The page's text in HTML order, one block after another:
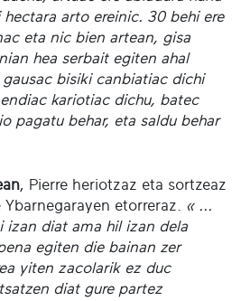
arto ereinic. 30 behi ere
eta nic bien artean, gisa
hea serbait egiten ahal
bisiki canbiatiac dichi
kariotiac dichu, batec
pagatu behar, eta saldu behar
, Pierre heriotzaz eta sortzeaz
etorreraz.
« ...
izan diat ama hil izan dela
egiten die bainan zer
yiten zacolarik ez duc
diat gure partez